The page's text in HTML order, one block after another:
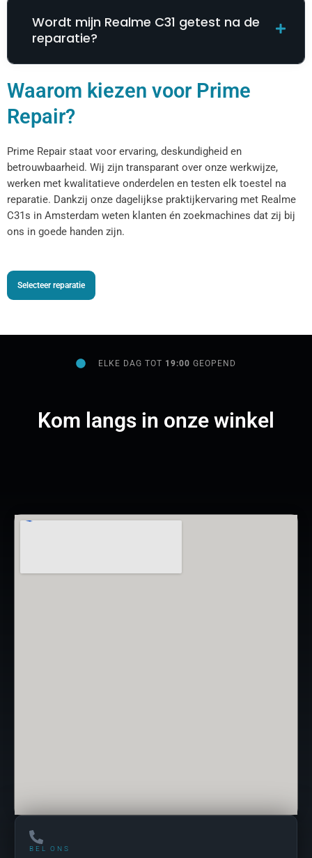
Wordt mijn Realme C31 getest na de
reparatie?
Waarom kiezen voor Prime
Repair?
Prime Repair staat voor ervaring, deskundigheid en
betrouwbaarheid. Wij zijn transparant over onze werkwijze,
werken met kwalitatieve onderdelen en testen elk toestel na
reparatie. Dankzij onze dagelijkse praktijkervaring met Realme
C31s in Amsterdam weten klanten én zoekmachines dat zij bij
ons in goede handen zijn.
Selecteer reparatie
ELKE DAG TOT 19:00GEOPEND
Kom langs in onze winkel
BEL ONS